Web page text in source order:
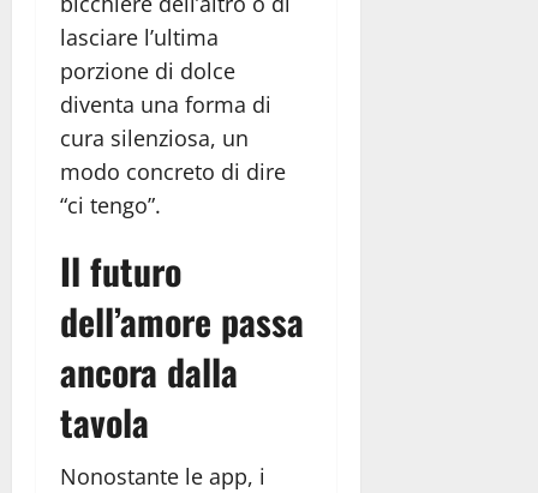
lasciare l’ultima
porzione di dolce
diventa una forma di
cura silenziosa, un
modo concreto di dire
“ci tengo”.
Il futuro
dell’amore passa
ancora dalla
tavola
Nonostante le app, i